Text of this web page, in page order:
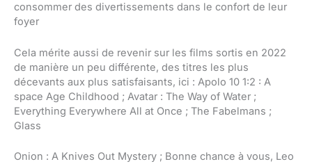
consommer des divertissements dans le confort de leur
foyer
Cela mérite aussi de revenir sur les films sortis en 2022
de manière un peu différente, des titres les plus
décevants aux plus satisfaisants, ici : Apolo 10 1:2 : A
space Age Childhood ; Avatar : The Way of Water ;
Everything Everywhere All at Once ; The Fabelmans ;
Glass
Onion : A Knives Out Mystery ; Bonne chance à vous, Leo